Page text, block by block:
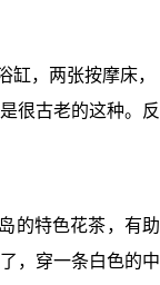
，两张按摩床，
很古老的这种。反
的特色花茶，有助
，穿一条白色的中